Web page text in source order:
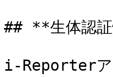
## **生体認
i-Reporterア